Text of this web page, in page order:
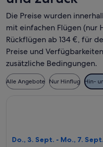
Die Preise wurden
mit einfachen Flügen (nur
Rückflügen ab 134 €, für
Preise und
zusätzliche Bedingungen.
Alle Angebote Nur Hinflug Hin-
Do., 3. Sept. - Mo., 7. Sept.